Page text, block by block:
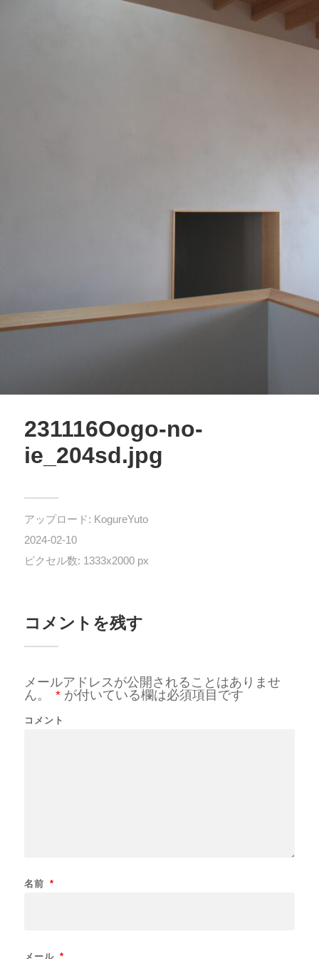
231116Oogo-no-
ie_204sd.jpg
アップロード: KogureYuto
2024-02-10
ピクセル数: 1333x2000 px
コメントを残す
メールアドレスが公開されることはありませ
ん。
*が付いている欄は必須項目です
コメント
名前 *
メール *